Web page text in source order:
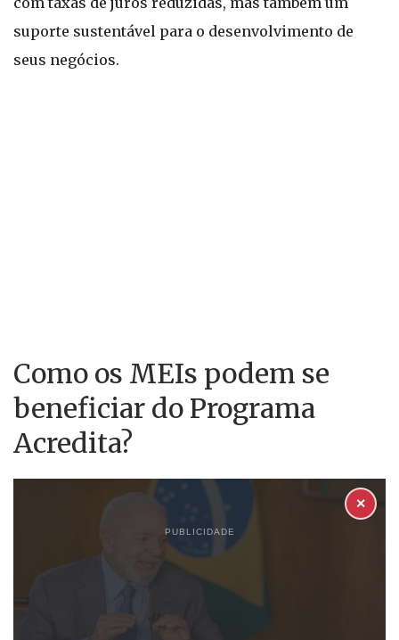
suporte sustentável para o desenvolvimento de
seus negócios.
Como os MEIs podem se
beneficiar do Programa
Acredita?
PUBLICIDADE
✕